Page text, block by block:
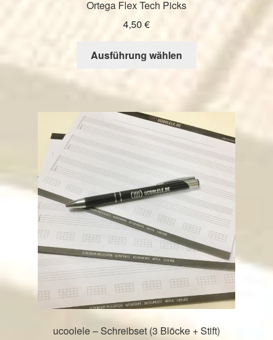
Ortega Flex Tech Picks
4,50 €
Ausführung wählen
Varianten
auf.
Die
Optionen
können
auf
der
Produktseite
gewählt
werden
ucoolele – Schreibset (3 Blöcke + Stift)